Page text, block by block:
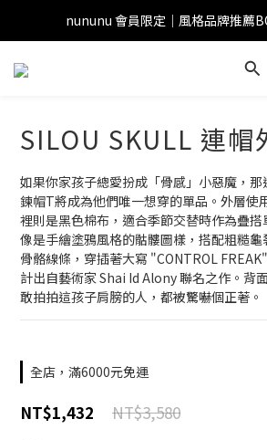
nununu 會員限定｜風格品牌推薦
SILOU SKULL 連帽
如果你家孩子總愛扮成「骨感」小惡魔，
鍊帽T將成為他們唯一想穿的單品。外層使
裡則是黑色棉布，適合季節交替時作為疊
像是手繪塗鴉風格的骷髏圖樣，搭配粗糙
骨骼線條，穿插著大寫 "CONTROL
計出自藝術家 Shai Id Alony 聯名之作。背
敢拍拍這孩子肩膀的人，都被驚嚇個正著。
全店，滿6000元免運
NT$3,580
NT$1,432